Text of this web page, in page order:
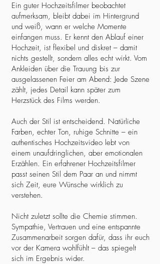
Ein guter Hochzeitsfilmer beobachtet
aufmerksam, bleibt dabei im Hintergrund
und weiß, wann er welche Momente
einfangen muss. Er kennt den Ablauf einer
Hochzeit, ist flexibel und diskret – damit
nichts gestellt, sondern alles echt wirkt. Vom
Ankleiden über die Trauung bis zur
ausgelassenen Feier am Abend: Jede Szene
zählt, jedes Detail kann später zum
Herzstück des Films werden.
Auch der Stil ist entscheidend. Natürliche
Farben, echter Ton, ruhige Schnitte – ein
authentisches Hochzeitsvideo lebt von
einem unaufdringlichen, aber emotionalen
Erzählen. Ein erfahrener Hochzeitsfilmer
passt seinen Stil dem Paar an und nimmt
sich Zeit, eure Wünsche wirklich zu
verstehen.
Nicht zuletzt sollte die Chemie stimmen.
Sympathie, Vertrauen und eine entspannte
Zusammenarbeit sorgen dafür, dass ihr euch
vor der Kamera wohlfühlt – das spiegelt
sich im Ergebnis wider.